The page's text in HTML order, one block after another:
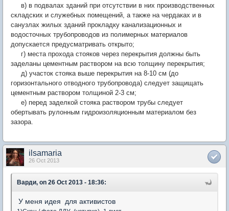
в) в подвалах зданий при отсутствии в них производственных
складских и служебных помещений, а также на чердаках и в
санузлах жилых зданий прокладку канализационных и
водосточных трубопроводов из полимерных материалов
допускается предусматривать открыто;
г) места прохода стояков через перекрытия должны быть
заделаны цементным раствором на всю толщину перекрытия;
д) участок стояка выше перекрытия на 8-10 см (до
горизонтального отводного трубопровода) следует защищать
цементным раствором толщиной 2-3 см;
е) перед заделкой стояка раствором трубы следует
обертывать рулонным гидроизоляционным материалом без
зазора.
ilsamaria
26 Oct 2013
Варди, on 26 Oct 2013 - 18:36:
У меня идея для активистов